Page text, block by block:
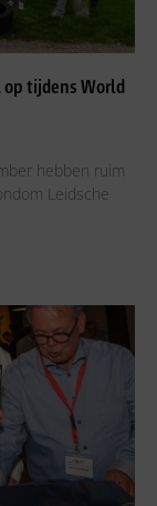
tijdens World
hebben ruim
Leidsche